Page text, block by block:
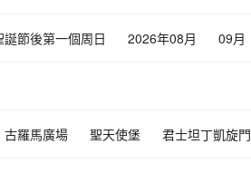
誕節後第一個周日 2026年08月
09月
古羅馬廣場 聖天使堡 君士坦丁凱旋門